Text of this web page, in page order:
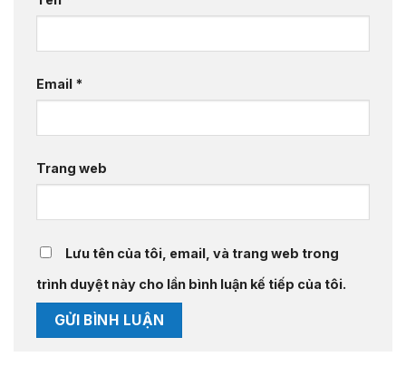
Email *
Trang web
Lưu tên của tôi, email, và trang web trong
trình duyệt này cho lần bình luận kế tiếp của tôi.